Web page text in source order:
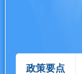
政策要点